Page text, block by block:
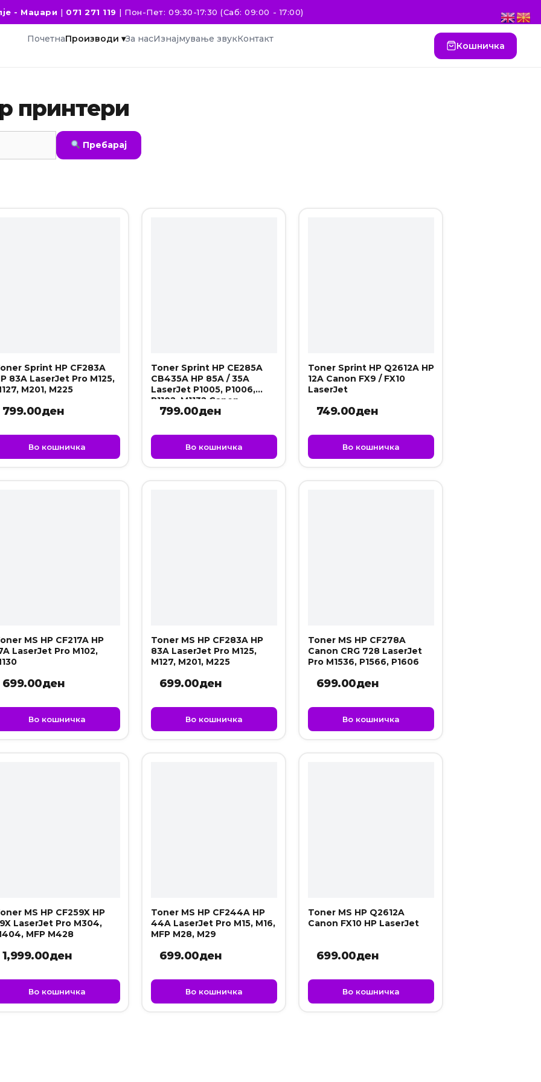
- Маџари | 071 271 119 | Пон-Пет: 09:30-17:30 (Саб: 09:00 - 17:00)
ПочетнаПроизводи ▾За насИзнајмување звукКонтакт
Кошничка
принтери
Пребарај
Sprint HP CF283A
83A LaserJet Pro M125,
M201, M225
799.00ден
Во кошничка
Toner Sprint HP CE285A
CB435A HP 85A / 35A
LaserJet P1005, P1006,
P1102, M1132 Canon
LBP6030B
799.00ден
Во кошничка
Toner Sprint HP Q2612A HP
12A Canon FX9 / FX10
LaserJet
749.00ден
Во кошничка
MS HP CF217A HP
LaserJet Pro M102,
699.00ден
Во кошничка
Toner MS HP CF283A HP
83A LaserJet Pro M125,
M127, M201, M225
699.00ден
Во кошничка
Toner MS HP CF278A
Canon CRG 728 LaserJet
Pro M1536, P1566, P1606
699.00ден
Во кошничка
MS HP CF259X HP
LaserJet Pro M304,
MFP M428
1,999.00ден
Во кошничка
Toner MS HP CF244A HP
44A LaserJet Pro M15, M16,
MFP M28, M29
699.00ден
Во кошничка
Toner MS HP Q2612A
Canon FX10 HP LaserJet
699.00ден
Во кошничка